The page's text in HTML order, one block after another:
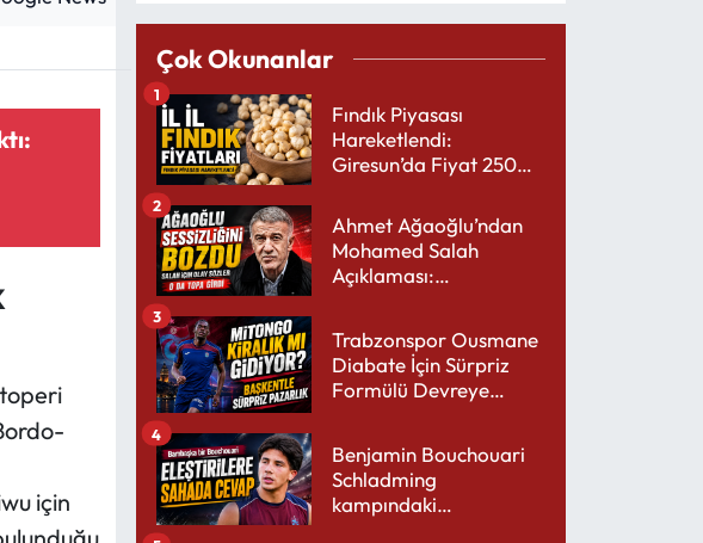
için
Çok Okunanlar
Fındık Piyasası
Hareketlendi:
Giresun’da Fiyat 250
1
Ahmet Ağaoğlu’ndan
Mohamed Salah
Açıklaması:
Yakışır
2
Trabzonspor Ousmane
Diabate İçin Sürpriz
Formülü Devreye
3
Benjamin Bouchouari
Schladming
kampındaki
4